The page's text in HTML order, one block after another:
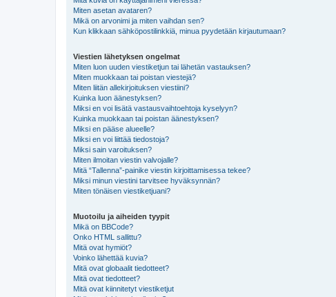
Miten asetan avataren?
Mikä on arvonimi ja miten vaihdan sen?
Kun klikkaan sähköpostilinkkiä, minua pyydetään kirjautumaan?
Viestien lähetyksen ongelmat
Miten luon uuden viestiketjun tai lähetän vastauksen?
Miten muokkaan tai poistan viestejä?
Miten liitän allekirjoituksen viestiini?
Kuinka luon äänestyksen?
Miksi en voi lisätä vastausvaihtoehtoja kyselyyn?
Kuinka muokkaan tai poistan äänestyksen?
Miksi en pääse alueelle?
Miksi en voi liittää tiedostoja?
Miksi sain varoituksen?
Miten ilmoitan viestin valvojalle?
Mitä “Tallenna”-painike viestin kirjoittamisessa tekee?
Miksi minun viestini tarvitsee hyväksynnän?
Miten tönäisen viestiketjuani?
Muotoilu ja aiheiden tyypit
Mikä on BBCode?
Onko HTML sallittu?
Mitä ovat hymiöt?
Voinko lähettää kuvia?
Mitä ovat globaalit tiedotteet?
Mitä ovat tiedotteet?
Mitä ovat kiinnitetyt viestiketjut